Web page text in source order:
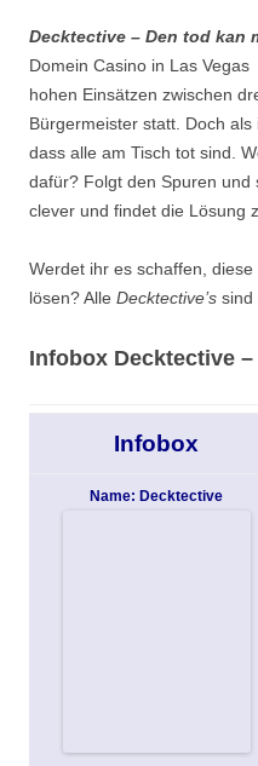
Decktective – Den tod kan
Domein Casino in Las
hohen Einsätzen zwischen
Bürgermeister statt. Doch
dass alle am Tisch tot sind.
dafür? Folgt den Spuren
clever und findet die Lösung
Werdet ihr es schaffen,
lösen? Alle Decktective’s sind
Infobox Decktective
Infobox
Name: Decktective